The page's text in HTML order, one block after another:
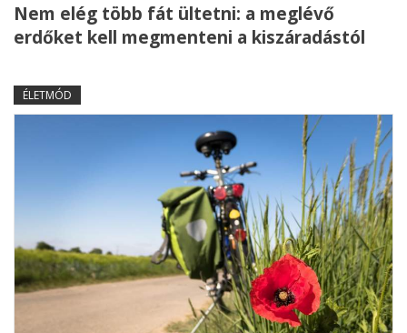
Nem elég több fát ültetni: a meglévő
erdőket kell megmenteni a kiszáradástól
ÉLETMÓD